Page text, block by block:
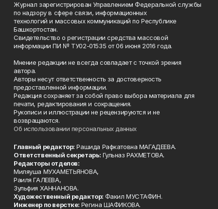
Журнал зарегистрирован Управлением Федеральной службы
по надзору в сфере связи, информационных
технологий и массовых коммуникаций по Республике
Башкортостан.
Свидетельство о регистрации средства массовой
информации ПИ № ТУ02-01535 от 06 июня 2016 года.
Мнение редакции не всегда совпадает с точкой зрения
автора.
Авторы несут ответственность за достоверность
предоставленной информации.
Редакция сохраняет за собой право выбора материала для
печати, редактирования и сокращения.
Рукописи и иллюстрации не рецензируются и не
возвращаются.
Об использовании персональных данных
Главный редактор: Рашида Рафкатовна МАГАДЕЕВА.
Ответственный секретарь: Гульназ РАХМЕТОВА.
Редакторы отделов:
Миляуша МУХАМЕТЬЯНОВА,
Раиля ГАЛЕЕВА,
Зульфия ХАННАНОВА.
Художественный редактор: Факил МУСТАФИН.
Инженер по верстке: Регина ШАФИКОВА.